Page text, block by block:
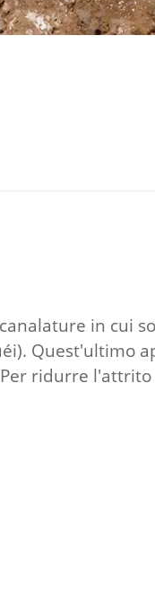
in cui
Quest'ultimo
ridurre